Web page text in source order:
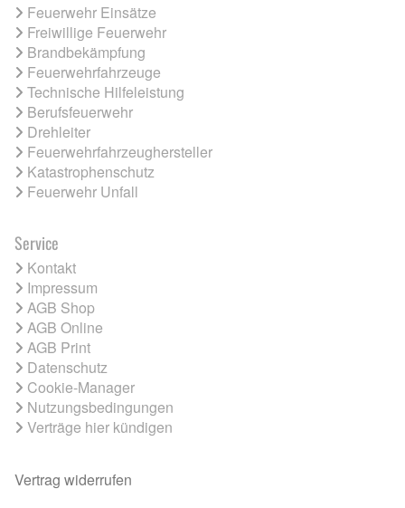
Feuerwehr Einsätze
Freiwillige Feuerwehr
Brandbekämpfung
Feuerwehrfahrzeuge
Technische Hilfeleistung
Berufsfeuerwehr
Drehleiter
Feuerwehrfahrzeughersteller
Katastrophenschutz
Feuerwehr Unfall
Service
Kontakt
Impressum
AGB Shop
AGB Online
AGB Print
Datenschutz
Cookie-Manager
Nutzungsbedingungen
Verträge hier kündigen
Vertrag widerrufen